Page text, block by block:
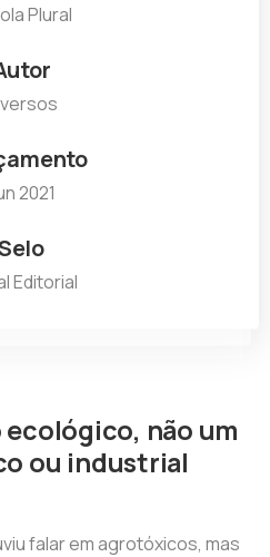
Plural
2021
Editorial
ecológico, não um
ou industrial
falar em agrotóxicos, mas